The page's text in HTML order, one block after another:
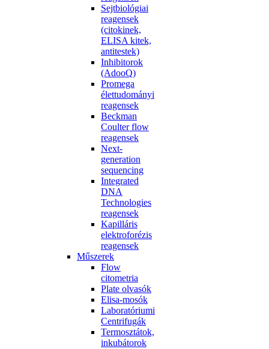
Sejtbiológiai
reagensek
(citokinek,
ELISA kitek,
antitestek)
Inhibitorok
(AdooQ)
Promega
élettudományi
reagensek
Beckman
Coulter flow
reagensek
Next-
generation
sequencing
Integrated
DNA
Technologies
reagensek
Kapilláris
elektroforézis
reagensek
Műszerek
Flow
citometria
Plate olvasók
Elisa-mosók
Laboratóriumi
Centrifugák
Termosztátok,
inkubátorok